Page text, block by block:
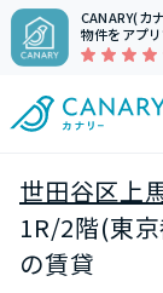
CANARY(カ
物件をアプ
世田谷区上
1R/2階(東
の賃貸